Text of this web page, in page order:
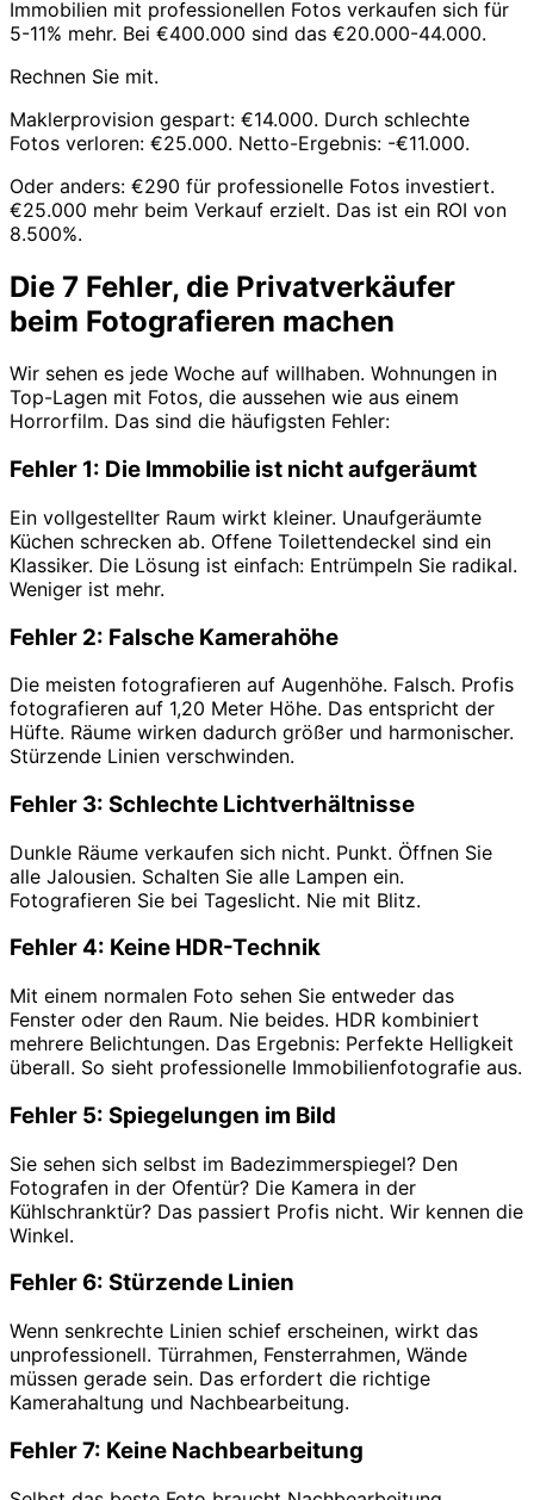
Immobilien mit professionellen Fotos verkaufen sich für
5-11% mehr. Bei €400.000 sind das €20.000-44.000.
Rechnen Sie mit.
Maklerprovision gespart: €14.000. Durch schlechte
Fotos verloren: €25.000. Netto-Ergebnis: -€11.000.
Oder anders: €290 für professionelle Fotos investiert.
€25.000 mehr beim Verkauf erzielt. Das ist ein ROI von
8.500%.
Die 7 Fehler, die Privatverkäufer
beim Fotografieren machen
Wir sehen es jede Woche auf willhaben. Wohnungen in
Top-Lagen mit Fotos, die aussehen wie aus einem
Horrorfilm. Das sind die häufigsten Fehler:
Fehler 1: Die Immobilie ist nicht aufgeräumt
Ein vollgestellter Raum wirkt kleiner. Unaufgeräumte
Küchen schrecken ab. Offene Toilettendeckel sind ein
Klassiker. Die Lösung ist einfach: Entrümpeln Sie radikal.
Weniger ist mehr.
Fehler 2: Falsche Kamerahöhe
Die meisten fotografieren auf Augenhöhe. Falsch. Profis
fotografieren auf 1,20 Meter Höhe. Das entspricht der
Hüfte. Räume wirken dadurch größer und harmonischer.
Stürzende Linien verschwinden.
Fehler 3: Schlechte Lichtverhältnisse
Dunkle Räume verkaufen sich nicht. Punkt. Öffnen Sie
alle Jalousien. Schalten Sie alle Lampen ein.
Fotografieren Sie bei Tageslicht. Nie mit Blitz.
Fehler 4: Keine HDR-Technik
Mit einem normalen Foto sehen Sie entweder das
Fenster oder den Raum. Nie beides. HDR kombiniert
mehrere Belichtungen. Das Ergebnis: Perfekte Helligkeit
überall. So sieht professionelle Immobilienfotografie aus.
Fehler 5: Spiegelungen im Bild
Sie sehen sich selbst im Badezimmerspiegel? Den
Fotografen in der Ofentür? Die Kamera in der
Kühlschranktür? Das passiert Profis nicht. Wir kennen die
Winkel.
Fehler 6: Stürzende Linien
Wenn senkrechte Linien schief erscheinen, wirkt das
unprofessionell. Türrahmen, Fensterrahmen, Wände
müssen gerade sein. Das erfordert die richtige
Kamerahaltung und Nachbearbeitung.
Fehler 7: Keine Nachbearbeitung